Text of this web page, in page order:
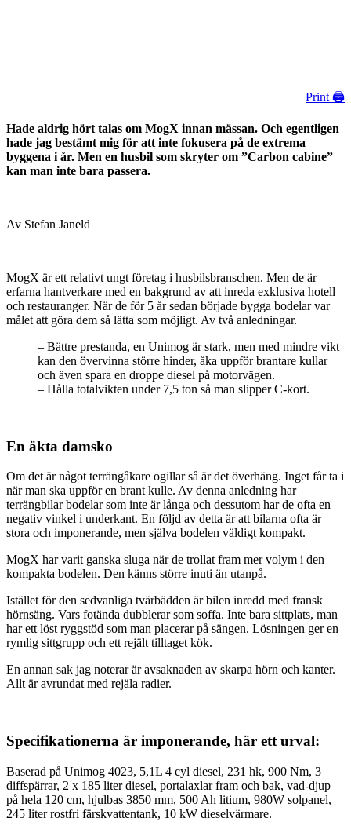
Print 🖨
Hade aldrig hört talas om MogX innan mässan. Och egentligen
hade jag bestämt mig för att inte fokusera på de extrema
byggena i år. Men en husbil som skryter om ”Carbon cabine”
kan man inte bara passera.
Av Stefan Janeld
MogX är ett relativt ungt företag i husbilsbranschen. Men de är
erfarna hantverkare med en bakgrund av att inreda exklusiva hotell
och restauranger. När de för 5 år sedan började bygga bodelar var
målet att göra dem så lätta som möjligt. Av två anledningar.
– Bättre prestanda, en Unimog är stark, men med mindre vikt
kan den övervinna större hinder, åka uppför brantare kullar
och även spara en droppe diesel på motorvägen.
– Hålla totalvikten under 7,5 ton så man slipper C-kort.
En äkta damsko
Om det är något terrängåkare ogillar så är det överhäng. Inget får ta i
när man ska uppför en brant kulle. Av denna anledning har
terrängbilar bodelar som inte är långa och dessutom har de ofta en
negativ vinkel i underkant. En följd av detta är att bilarna ofta är
stora och imponerande, men själva bodelen väldigt kompakt.
MogX har varit ganska sluga när de trollat fram mer volym i den
kompakta bodelen. Den känns större inuti än utanpå.
Istället för den sedvanliga tvärbädden är bilen inredd med fransk
hörnsäng. Vars fotända dubblerar som soffa. Inte bara sittplats, man
har ett löst ryggstöd som man placerar på sängen. Lösningen ger en
rymlig sittgrupp och ett rejält tilltaget kök.
En annan sak jag noterar är avsaknaden av skarpa hörn och kanter.
Allt är avrundat med rejäla radier.
Specifikationerna är imponerande, här ett urval:
Baserad på Unimog 4023, 5,1L 4 cyl diesel, 231 hk, 900 Nm, 3
diffspärrar, 2 x 185 liter diesel, portalaxlar fram och bak, vad-djup
på hela 120 cm, hjulbas 3850 mm, 500 Ah litium, 980W solpanel,
245 liter rostfri färskvattentank, 10 kW dieselvärmare.